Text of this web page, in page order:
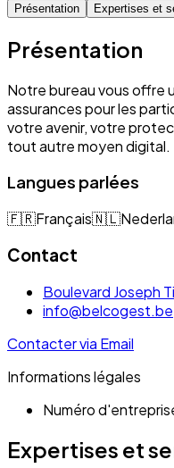
Présentation Expertises et
Présentation
Notre bureau vous offre
assurances pour les
votre avenir, votre
tout autre moyen digital.
Langues parlées
🇫🇷Français🇳🇱
Contact
Boulevard Joseph
info@belcogest.be
Contacter via Email
Informations légales
Numéro
Expertises et